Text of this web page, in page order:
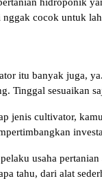
cocok untuk
itu banyak juga,
Tinggal sesuaikan
jenis cultivator,
usaha
tahu, dari alat